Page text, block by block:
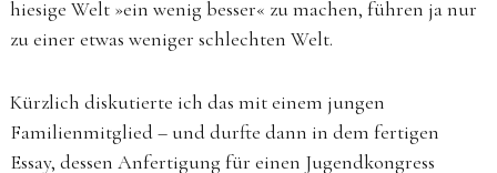
hiesige Welt »ein wenig besser« zu machen, führen ja nur
zu einer etwas weniger schlechten Welt.
Kürzlich diskutierte ich das mit einem jungen
Familienmitglied – und durfte dann in dem fertigen
Essay, dessen Anfertigung für einen Jugendkongress